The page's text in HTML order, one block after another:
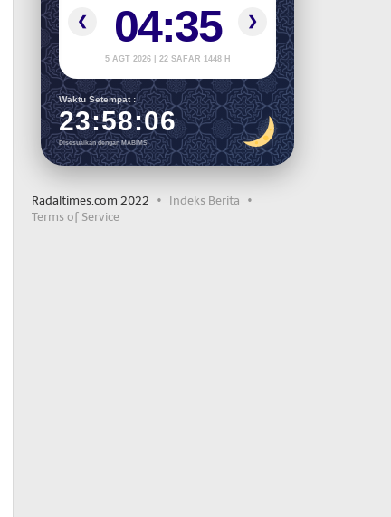
❮ 04:35
5 AGT 2026 | 22 SAFAR 1448 H
❯
Waktu Setempat :
23:58:07
Disesuaikan dengan MABIMS
Radaltimes.com 2022
Indeks Berita
Terms of Service